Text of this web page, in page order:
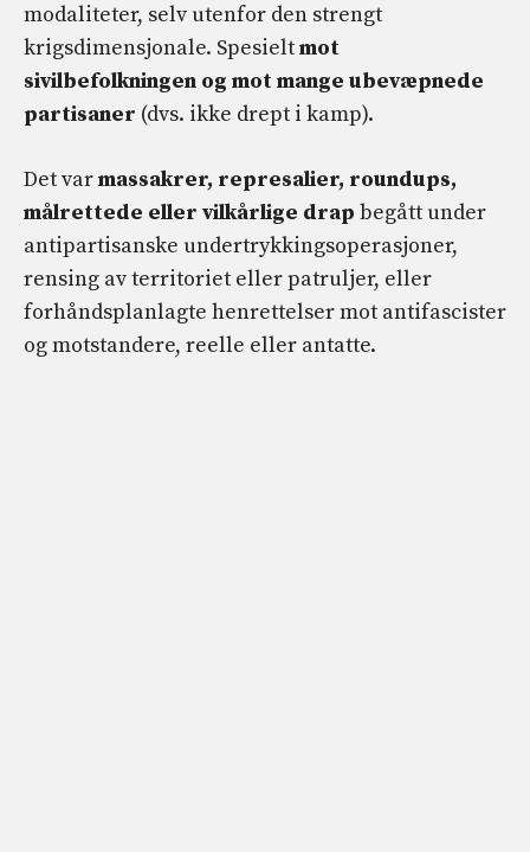
modaliteter, selv utenfor den strengt
krigsdimensjonale. Spesieltmot
sivilbefolkningen og mot mange ubevæpnede
partisaner (dvs. ikke drept i kamp).
Det varmassakrer, represalier, roundups,
målrettede eller vilkårlige drap begått under
antipartisanske undertrykkingsoperasjoner,
rensing av territoriet eller patruljer, eller
forhåndsplanlagte henrettelser mot antifascister
og motstandere, reelle eller antatte.